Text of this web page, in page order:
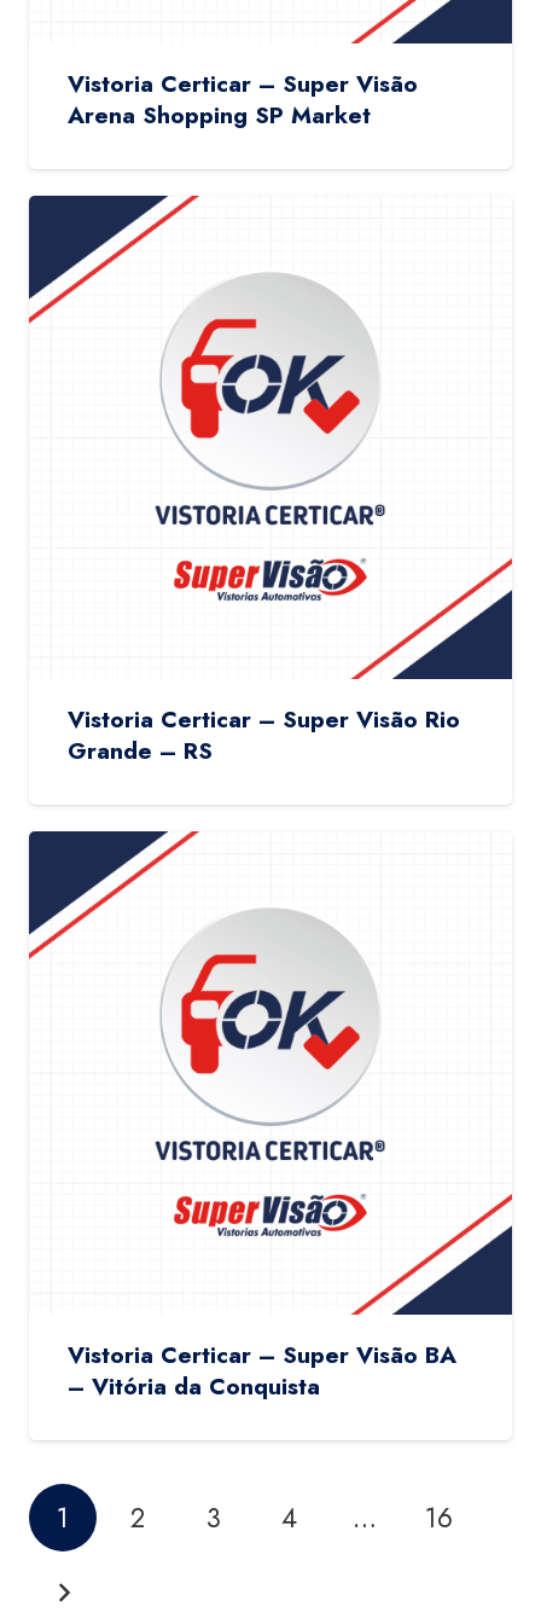
Vistoria Certicar – Super Visão
Arena Shopping SP Market
Vistoria Certicar – Super Visão Rio
Grande – RS
Vistoria Certicar – Super Visão BA
– Vitória da Conquista
1 2 3 4 … 16